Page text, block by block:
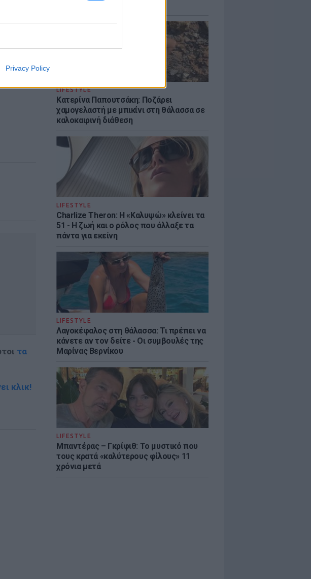
Privacy Policy
LIFESTYLE
Κατερίνα Παπουτσάκη: Ποζάρει
χαμογελαστή με μπικίνι στη θάλασσα σε
καλοκαιρινή διάθεση
LIFESTYLE
Charlize Theron: Η «Καλυψώ» κλείνει τα
51 - H ζωή και ο ρόλος που άλλαξε τα
πάντα για εκείνη
LIFESTYLE
Λαγοκέφαλος στη θάλασσα: Τι πρέπει να
κάνετε αν τον δείτε - Οι συμβουλές της
Μαρίνας Βερνίκου
LIFESTYLE
Μπαντέρας – Γκρίφιθ: Το μυστικό που
τους κρατά «καλύτερους φίλους» 11
χρόνια μετά
τα
κλικ!